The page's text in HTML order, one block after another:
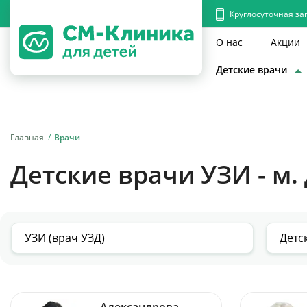
Круглосуточная
О нас Акции
Детские врачи
Главная Врачи
Детские врачи УЗИ -